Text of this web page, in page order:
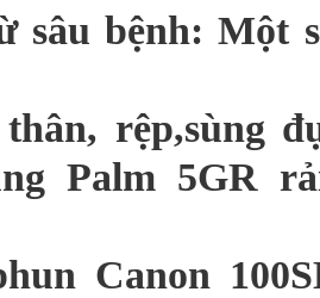
sâu bệnh: Một
rệp,sùng
Palm 5GR
Canon